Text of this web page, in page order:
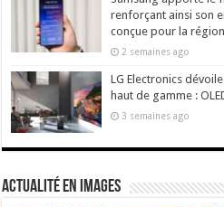
renforçant ainsi son
conçue pour la région
2 semaines ago
LG Electronics
haut de gamme :
3 semaines ago
actualité en images